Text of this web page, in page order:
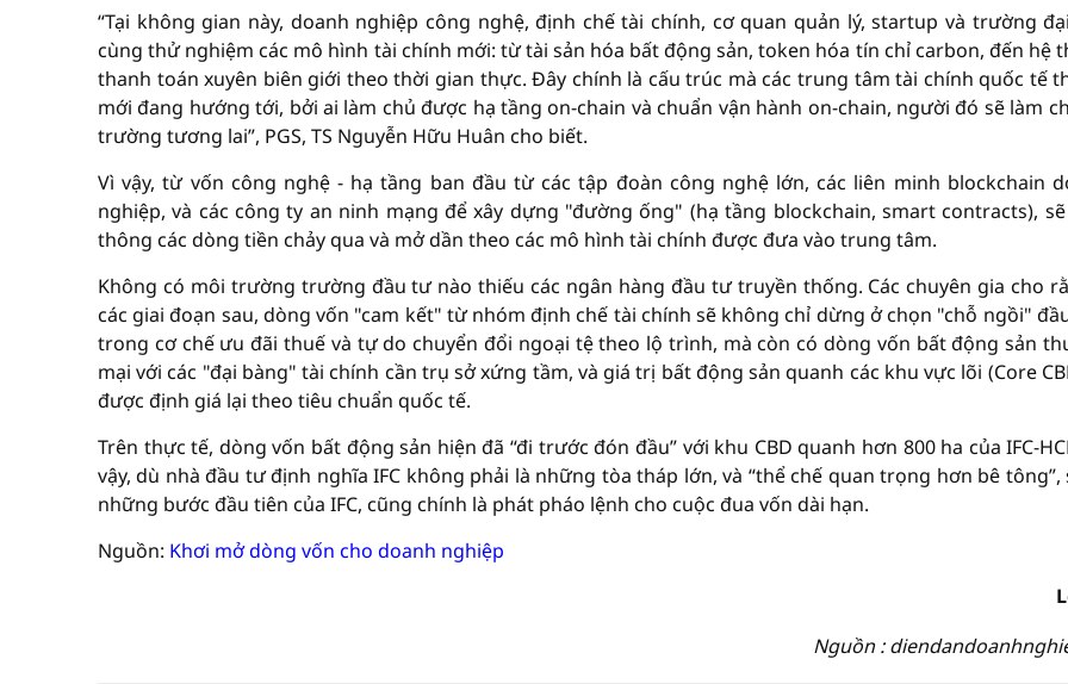
“Tại không gian này, doanh nghiệp công nghệ, định chế tài chính, cơ quan quản lý, startup và trường
cùng thử nghiệm các mô hình tài chính mới: từ tài sản hóa bất động sản, token hóa tín chỉ carbon, đến hệ
thanh toán xuyên biên giới theo thời gian thực. Đây chính là cấu trúc mà các trung tâm tài chính quốc tế
mới đang hướng tới, bởi ai làm chủ được hạ tầng on-chain và chuẩn vận hành on-chain, người đó sẽ làm
trường tương lai”, PGS, TS Nguyễn Hữu Huân cho biết.
Vì vậy, từ vốn công nghệ - hạ tầng ban đầu từ các tập đoàn công nghệ lớn, các liên minh blockchain
nghiệp, và các công ty an ninh mạng để xây dựng "đường ống" (hạ tầng blockchain, smart contracts),
thông các dòng tiền chảy qua và mở dần theo các mô hình tài chính được đưa vào trung tâm.
Không có môi trường trường đầu tư nào thiếu các ngân hàng đầu tư truyền thống. Các chuyên gia cho
các giai đoạn sau, dòng vốn "cam kết" từ nhóm định chế tài chính sẽ không chỉ dừng ở chọn "chỗ ngồi"
trong cơ chế ưu đãi thuế và tự do chuyển đổi ngoại tệ theo lộ trình, mà còn có dòng vốn bất động sản
mại với các "đại bàng" tài chính cần trụ sở xứng tầm, và giá trị bất động sản quanh các khu vực lõi (Core
được định giá lại theo tiêu chuẩn quốc tế.
Trên thực tế, dòng vốn bất động sản hiện đã “đi trước đón đầu” với khu CBD quanh hơn 800 ha của IFC-
vậy, dù nhà đầu tư định nghĩa IFC không phải là những tòa tháp lớn, và “thể chế quan trọng hơn bê tông”,
những bước đầu tiên của IFC, cũng chính là phát pháo lệnh cho cuộc đua vốn dài hạn.
Nguồn: Khơi mở dòng vốn cho doanh nghiệp
Nguồn :